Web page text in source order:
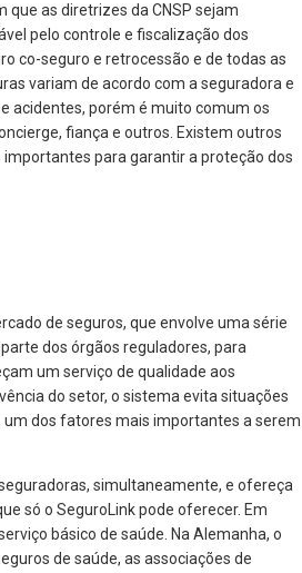
que as diretrizes da CNSP sejam
pelo controle e fiscalização dos
co-seguro e retrocessão e de todas as
variam de acordo com a seguradora e
acidentes, porém é muito comum os
fiança e outros. Existem outros
para garantir a proteção dos
de seguros, que envolve uma série
dos órgãos reguladores, para
um serviço de qualidade aos
do setor, o sistema evita situações
um dos fatores mais importantes a serem
simultaneamente, e ofereça
só o SeguroLink pode oferecer. Em
básico de saúde. Na Alemanha, o
de saúde, as associações de